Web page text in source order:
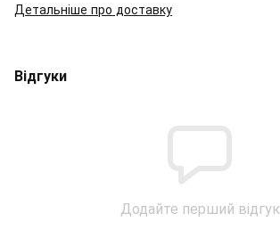
Детальніше про доставку
Відгуки
Додайте перший відгук